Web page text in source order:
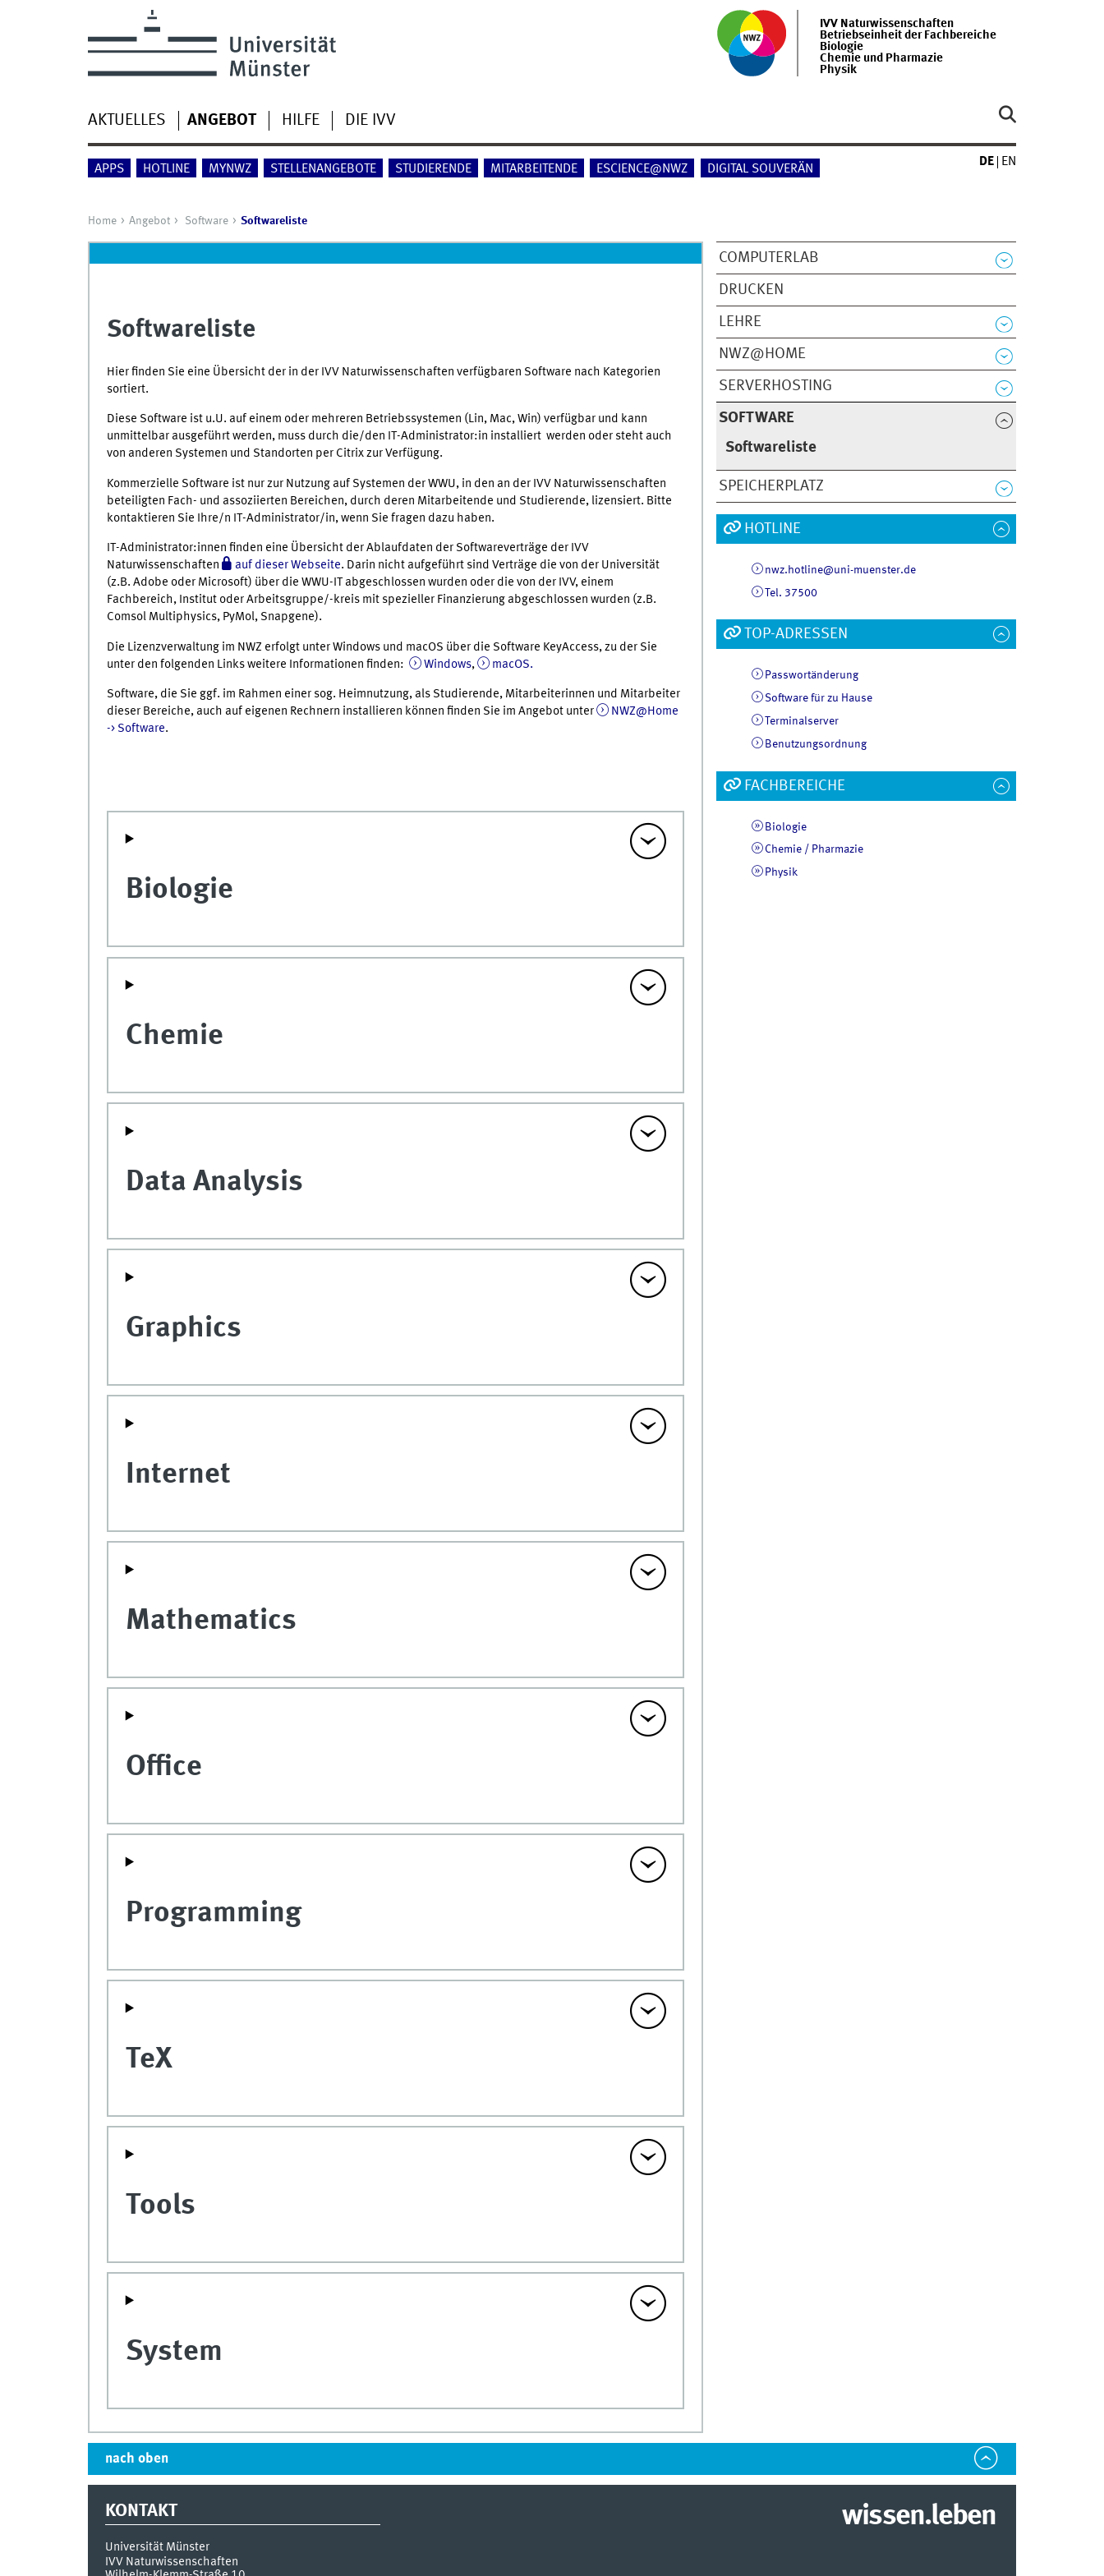
IVV Naturwissenschaften
Betriebseinheit der Fachbereiche
Biologie
Chemie und Pharmazie
Physik
AKTUELLES ANGEBOT HILFE DIE IVV
APPS HOTLINE MYNWZ STELLENANGEBOTE STUDIERENDE MITARBEITENDE ESCIENCE@NWZ DIGITAL SOUVERÄN
DE EN
Home Angebot Software Softwareliste
COMPUTERLAB
DRUCKEN
LEHRE
NWZ@HOME
SERVERHOSTING
SOFTWARE
Softwareliste
SPEICHERPLATZ
Softwareliste
Hier finden Sie eine Übersicht der in der IVV Naturwissenschaften verfügbaren Software nach Kategorien
sortiert.
Diese Software ist u.U. auf einem oder mehreren Betriebssystemen (Lin, Mac, Win) verfügbar und kann
unmittelbar ausgeführt werden, muss durch die/den IT-Administrator:in installiert werden oder steht auch
von anderen Systemen und Standorten per Citrix zur Verfügung.
Kommerzielle Software ist nur zur Nutzung auf Systemen der WWU, in den an der IVV Naturwissenschaften
beteiligten Fach- und assoziierten Bereichen, durch deren Mitarbeitende und Studierende, lizensiert. Bitte
kontaktieren Sie Ihre/n IT-Administrator/in, wenn Sie fragen dazu haben.
IT-Administrator:innen finden eine Übersicht der Ablaufdaten der Softwareverträge der IVV
Naturwissenschaften
auf dieser Webseite. Darin nicht aufgeführt sind Verträge die von der Universität
(z.B. Adobe oder Microsoft) über die WWU-IT abgeschlossen wurden oder die von der IVV, einem
Fachbereich, Institut oder Arbeitsgruppe/-kreis mit spezieller Finanzierung abgeschlossen wurden (z.B.
Comsol Multiphysics, PyMol, Snapgene).
Die Lizenzverwaltung im NWZ erfolgt unter Windows und macOS über die Software KeyAccess, zu der Sie
unter den folgenden Links weitere Informationen finden:
Windows, macOS.
Software, die Sie ggf. im Rahmen einer sog. Heimnutzung, als Studierende, Mitarbeiterinnen und Mitarbeiter
dieser Bereiche, auch auf eigenen Rechnern installieren können finden Sie im Angebot unter
NWZ@Home
-> Software.
Biologie
Chemie
Data Analysis
Graphics
Internet
Mathematics
Office
Programming
TeX
Tools
System
HOTLINE
nwz.hotline@uni-muenster.de
Tel. 37500
TOP-ADRESSEN
Passwortänderung
Software für zu Hause
Terminalserver
Benutzungsordnung
FACHBEREICHE
Biologie
Chemie / Pharmazie
Physik
nach oben
KONTAKT
Universität Münster
IVV Naturwissenschaften
wissen.leben